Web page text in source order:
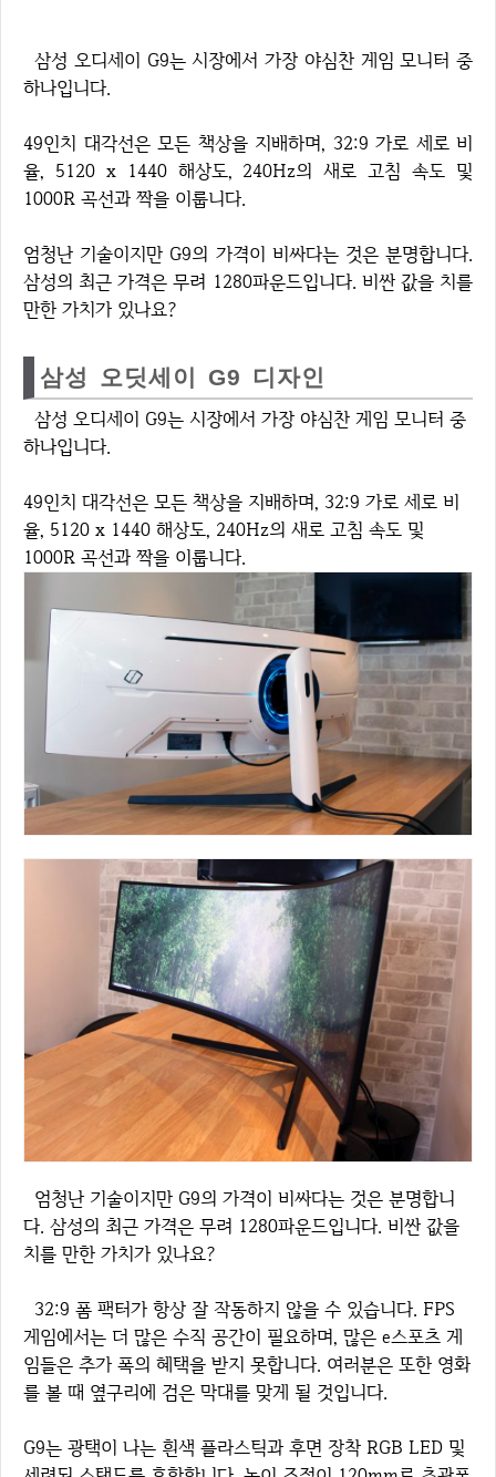
삼성 오디세이 G9는 시장에서 가장 야심찬 게임 모니터 중
하나입니다.
49인치 대각선은 모든 책상을 지배하며, 32:9 가로 세로 비
율, 5120 x 1440 해상도, 240Hz의 새로 고침 속도 및
1000R 곡선과 짝을 이룹니다.
엄청난 기술이지만 G9의 가격이 비싸다는 것은 분명합니다.
삼성의 최근 가격은 무려 1280파운드입니다. 비싼 값을 치를
만한 가치가 있나요?
삼성 오딧세이 G9 디자인
삼성 오디세이 G9는 시장에서 가장 야심찬 게임 모니터 중
하나입니다.
49인치 대각선은 모든 책상을 지배하며, 32:9 가로 세로 비
율, 5120 x 1440 해상도, 240Hz의 새로 고침 속도 및
1000R 곡선과 짝을 이룹니다.
엄청난 기술이지만 G9의 가격이 비싸다는 것은 분명합니
다. 삼성의 최근 가격은 무려 1280파운드입니다. 비싼 값을
치를 만한 가치가 있나요?
32:9 폼 팩터가 항상 잘 작동하지 않을 수 있습니다. FPS
게임에서는 더 많은 수직 공간이 필요하며, 많은 e스포츠 게
임들은 추가 폭의 혜택을 받지 못합니다. 여러분은 또한 영화
를 볼 때 옆구리에 검은 막대를 맞게 될 것입니다.
G9는 광택이 나는 흰색 플라스틱과 후면 장착 RGB LED 및